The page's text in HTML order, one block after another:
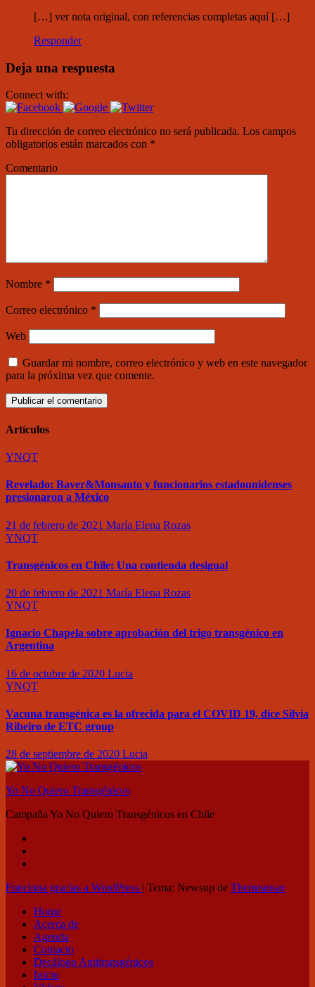
[…] ver nota original, con referencias completas aquí […]
Responder
Deja una respuesta
Connect with:
Tu dirección de correo electrónico no será publicada. Los campos
obligatorios están marcados con *
Comentario
Nombre *
Correo electrónico *
Web
Guardar mi nombre, correo electrónico y web en este navegador
para la próxima vez que comente.
Artículos
YNQT
Revelado: Bayer&Monsanto y funcionarios estadounidenses
presionaron a México
21 de febrero de 2021 María Elena Rozas
YNQT
Transgénicos en Chile: Una contienda desigual
20 de febrero de 2021 María Elena Rozas
YNQT
Ignacio Chapela sobre aprobación del trigo transgénico en
Argentina
16 de octubre de 2020 Lucia
YNQT
Vacuna transgénica es la ofrecida para el COVID 19, dice Silvia
Ribeiro de ETC group
28 de septiembre de 2020 Lucia
Yo No Quiero Transgénicos
Campaña Yo No Quiero Transgénicos en Chile
Funciona gracias a WordPress | Tema: Newsup de Themeansar
Home
Acerca de
Agenda
Contacto
Decálogo Antitransgénicos
Inicio